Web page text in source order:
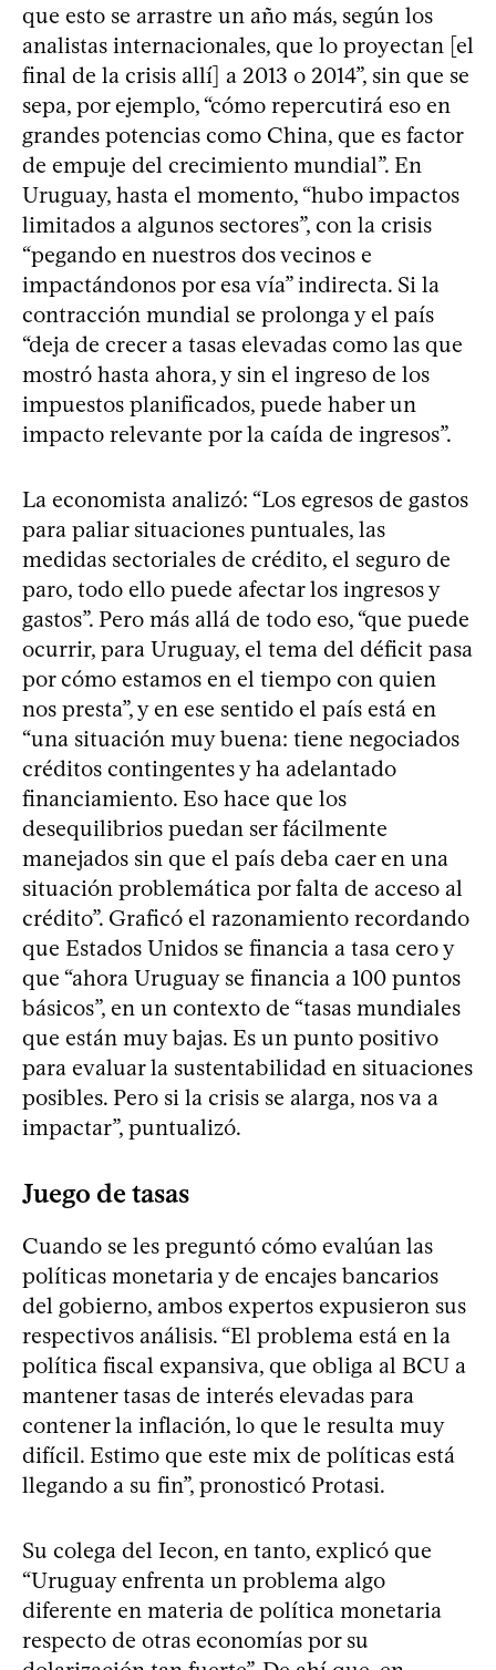
que esto se arrastre un año más, según los
analistas internacionales, que lo proyectan [el
final de la crisis allí] a 2013 o 2014”, sin que se
sepa, por ejemplo, “cómo repercutirá eso en
grandes potencias como China, que es factor
de empuje del crecimiento mundial”. En
Uruguay, hasta el momento, “hubo impactos
limitados a algunos sectores”, con la crisis
“pegando en nuestros dos vecinos e
impactándonos por esa vía” indirecta. Si la
contracción mundial se prolonga y el país
“deja de crecer a tasas elevadas como las que
mostró hasta ahora, y sin el ingreso de los
impuestos planificados, puede haber un
impacto relevante por la caída de ingresos”.
La economista analizó: “Los egresos de gastos
para paliar situaciones puntuales, las
medidas sectoriales de crédito, el seguro de
paro, todo ello puede afectar los ingresos y
gastos”. Pero más allá de todo eso, “que puede
ocurrir, para Uruguay, el tema del déficit pasa
por cómo estamos en el tiempo con quien
nos presta”, y en ese sentido el país está en
“una situación muy buena: tiene negociados
créditos contingentes y ha adelantado
financiamiento. Eso hace que los
desequilibrios puedan ser fácilmente
manejados sin que el país deba caer en una
situación problemática por falta de acceso al
crédito”. Graficó el razonamiento recordando
que Estados Unidos se financia a tasa cero y
que “ahora Uruguay se financia a 100 puntos
básicos”, en un contexto de “tasas mundiales
que están muy bajas. Es un punto positivo
para evaluar la sustentabilidad en situaciones
posibles. Pero si la crisis se alarga, nos va a
impactar”, puntualizó.
Juego de tasas
Cuando se les preguntó cómo evalúan las
políticas monetaria y de encajes bancarios
del gobierno, ambos expertos expusieron sus
respectivos análisis. “El problema está en la
política fiscal expansiva, que obliga al BCU a
mantener tasas de interés elevadas para
contener la inflación, lo que le resulta muy
difícil. Estimo que este mix de políticas está
llegando a su fin”, pronosticó Protasi.
Su colega del Iecon, en tanto, explicó que
“Uruguay enfrenta un problema algo
diferente en materia de política monetaria
respecto de otras economías por su